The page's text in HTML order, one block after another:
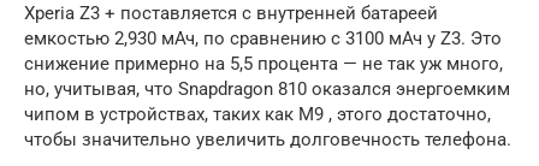
Xperia Z3 + поставляется с внутренней батареей
емкостью 2,930 мАч, по сравнению с 3100 мАч у Z3. Это
снижение примерно на 5,5 процента — не так уж много,
но, учитывая, что Snapdragon 810 оказался энергоемким
чипом в устройствах, таких как M9 , этого достаточно,
чтобы значительно увеличить долговечность телефона.